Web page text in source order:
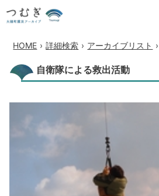
HOME › 詳細検索 › アーカイブリスト ›
自衛隊による救出活動